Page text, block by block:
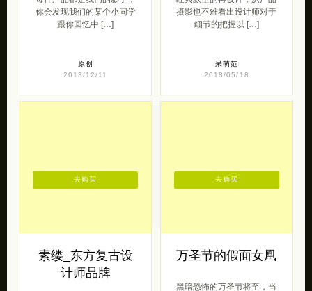
你会发现我们的某个小同学
跟你回忆中 […]
原创
2013/12/11
摄影也不难看出设计师对于
细节的把握以 […]
呆萌范
2018/05/18
素缕_东方复古设
计师品牌
去购买
万圣节的假面女凰
黑暗恐怖的万圣节将至，当
去购买